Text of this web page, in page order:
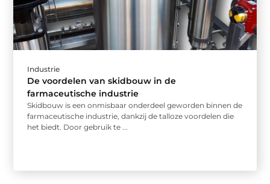
Industrie
De voordelen van skidbouw in de
farmaceutische industrie
Skidbouw is een onmisbaar onderdeel geworden binnen de
farmaceutische industrie, dankzij de talloze voordelen die
het biedt. Door gebruik te ...